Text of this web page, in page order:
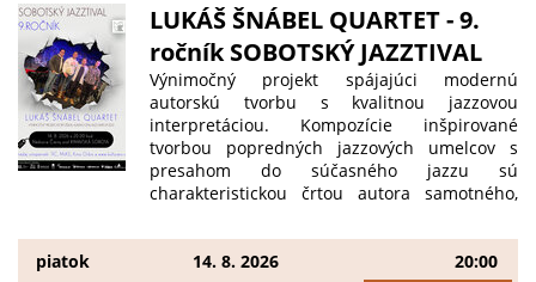
ég alatt. Szeretettel várjuk Önöket !
LUKÁŠ ŠNÁBEL QUARTET - 9.
ročník SOBOTSKÝ JAZZTIVAL
Výnimočný projekt spájajúci modernú
autorskú tvorbu s kvalitnou jazzovou
interpretáciou. Kompozície inšpirované
tvorbou popredných jazzových umelcov s
presahom do súčasného jazzu sú
charakteristickou črtou autora samotného,
autorskú tvorbu. Tento projekt získal takisto
aj cenu za mimoriadne presvedčivý kolektívny
piatok 14. 8. 2026
20:00